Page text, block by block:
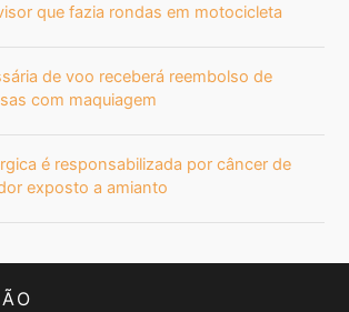
que fazia rondas em motocicleta
de voo receberá reembolso de
com maquiagem
é responsabilizada por câncer de
exposto a amianto